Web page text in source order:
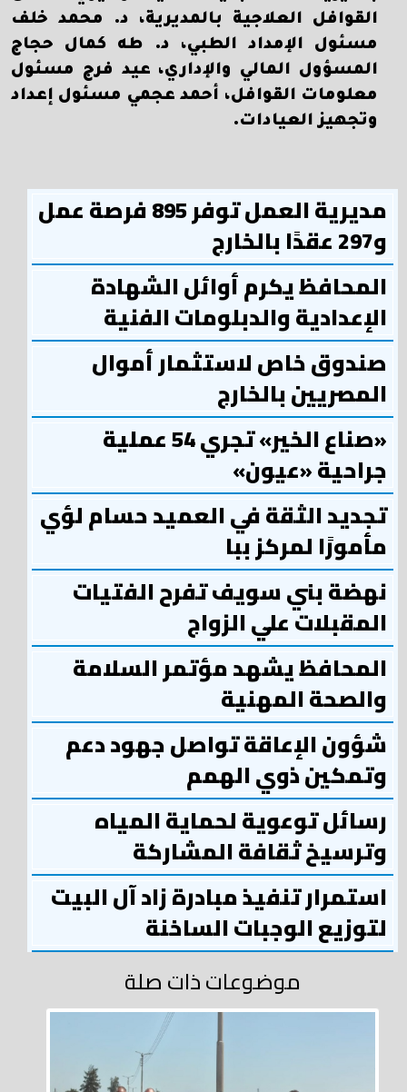
القوافل العلاجية بالمديرية، د. محمد خلف
مسئول الإمداد الطبي، د. طه كمال حجاج
المسؤول المالي والإداري، عيد فرج مسئول
معلومات القوافل، أحمد عجمي مسئول إعداد
وتجهيز العيادات.
مديرية العمل توفر 895 فرصة عمل
و297 عقدًا بالخارج
المحافظ يكرم أوائل الشهادة
الإعدادية والدبلومات الفنية
صندوق خاص لاستثمار أموال
المصريين بالخارج
«صناع الخير» تجري 54 عملية
جراحية «عيون»
تجديد الثقة في العميد حسام لؤي
مأمورًا لمركز ببا
نهضة بني سويف تفرح الفتيات
المقبلات علي الزواج
المحافظ يشهد مؤتمر السلامة
والصحة المهنية
شؤون الإعاقة تواصل جهود دعم
وتمكين ذوي الهمم
رسائل توعوية لحماية المياه
وترسيخ ثقافة المشاركة
استمرار تنفيذ مبادرة زاد آل البيت
لتوزيع الوجبات الساخنة
موضوعات ذات صلة